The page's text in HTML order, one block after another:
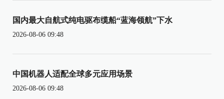
国内最大自航式纯电驱布缆船“蓝海领航”下水
2026-08-06 09:48
中国机器人适配全球多元应用场景
2026-08-06 09:48